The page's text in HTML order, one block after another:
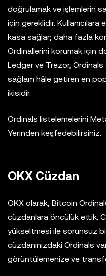
doğrulamak ve işlemlerin
için gereklidir.
kasa sağlar; daha fazla
Ordinallerini korumak için
Ledger ve Trezor,
sağlam hâle getiren en
ikisidir.
Ordinals listelemelerini
Yerinden keşfedebilirsiniz.
OKX Cüzdan
OKX olarak, Bitcoin
cüzdanlara öncülük ettik.
yükseltmesi ile sorunsuz
cüzdanınızdaki Ordinals
görüntülemenize ve